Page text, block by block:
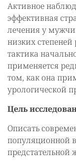
Активное
эффективная
лечения у
низких
тактика
применяется
том, как она
урологической
Цель
Описать
популяционной
предстательной